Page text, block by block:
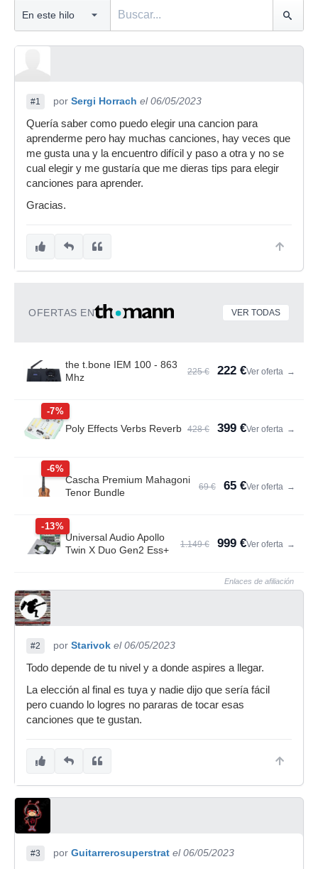
#1 por Sergi Horrach el 06/05/2023
Quería saber como puedo elegir una cancion para
aprenderme pero hay muchas canciones, hay veces que
me gusta una y la encuentro difícil y paso a otra y no se
cual elegir y me gustaría que me dieras tips para elegir
canciones para aprender.
Gracias.
OFERTAS EN VER TODAS
the t.bone IEM 100 - 863
Mhz
225 € 222 €Ver oferta →
-7%
Poly Effects Verbs Reverb 428 € 399 €Ver oferta →
-6%
Cascha Premium Mahagoni
Tenor Bundle
69 € 65 €Ver oferta →
-13%
Universal Audio Apollo
Twin X Duo Gen2 Ess+
1.149 € 999 €Ver oferta →
Enlaces de afiliación
#2 por Starivok el 06/05/2023
Todo depende de tu nivel y a donde aspires a llegar.
La elección al final es tuya y nadie dijo que sería fácil
pero cuando lo logres no pararas de tocar esas
canciones que te gustan.
#3 por Guitarrerosuperstrat el 06/05/2023